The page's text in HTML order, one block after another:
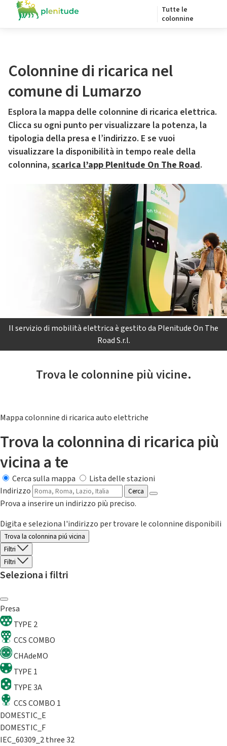
Tutte le
colonnine
Colonnine di ricarica nel
comune di Lumarzo
Esplora la mappa delle colonnine di ricarica elettrica.
Clicca su ogni punto per visualizzare la potenza, la
tipologia della presa e l’indirizzo. E se vuoi
visualizzare la disponibilità in tempo reale della
colonnina, scarica l’app Plenitude On The Road.
Il servizio di mobilità elettrica è gestito da Plenitude On The
Road S.r.l.
Trova le colonnine più vicine.
Mappa colonnine di ricarica auto elettriche
Trova la colonnina di ricarica più
vicina a te
Cerca sulla mappa
Lista delle stazioni
Indirizzo
Cerca
Prova a inserire un indirizzo più preciso.
Digita e seleziona l'indirizzo per trovare le colonnine disponibili
Trova la colonnina piú vicina
Filtri
Filtri
Seleziona i filtri
Presa
TYPE 2
CCS COMBO
CHAdeMO
TYPE 1
TYPE 3A
CCS COMBO 1
DOMESTIC_E
DOMESTIC_F
IEC_60309_2 three 32